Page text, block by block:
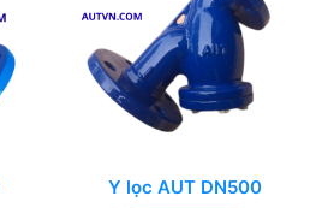
Y lọc AUT DN500